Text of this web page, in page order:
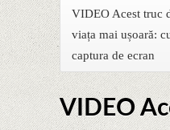
VIDEO Acest truc
viața mai ușoară:
captura de ecran
VIDEO